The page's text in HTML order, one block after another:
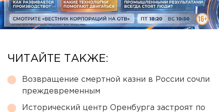
ЧИТАЙТЕ ТАКЖЕ:
Возвращение смертной казни в России сочли
преждевременным
Исторический центр Оренбурга застроят по